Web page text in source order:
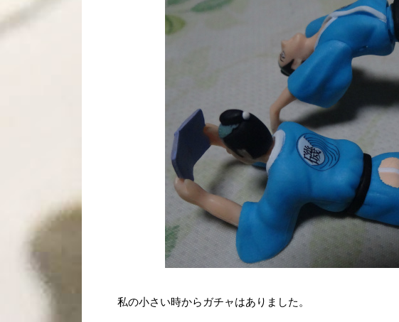
私の小さい時からガチャはありました。